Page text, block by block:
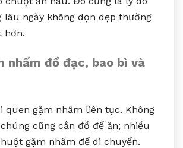
lâu ngày không dọn dẹp thường
hơn.
nhấm đồ đạc, bao bì và
quen gặm nhấm liên tục. Không
cũng cắn đồ để ăn; nhiều
gặm nhấm để di chuyển.